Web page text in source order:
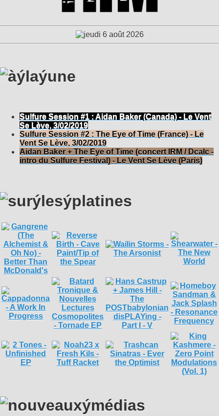
Sulfure Session #1 : Aidan Baker (Canada) - Le Vent
Se Lève, 3/02/2019
Sulfure Session #2 : The Eye of Time (France) - Le
Vent Se Lève, 3/02/2019
Aidan Baker + The Eye of Time (concert IRM / Dcalc -
intro du Sulfure Festival) - Le Vent Se Lève (Paris)